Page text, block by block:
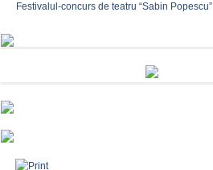
Festivalul-concurs de teatru “Sabin Popescu”